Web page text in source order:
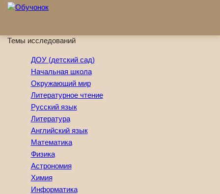
Перейти к основному содержанию
Темы исследований
ДОУ (детский сад)
Начальная школа
Окружающий мир
Литературное чтение
Русский язык
Литература
Английский язык
Математика
Физика
Астрономия
Химия
Информатика